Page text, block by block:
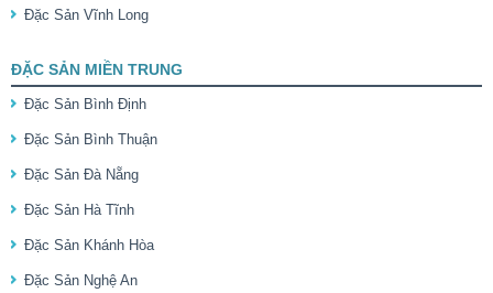
Đặc Sản Vĩnh Long
ĐẶC SẢN MIỀN TRUNG
Đặc Sản Bình Định
Đặc Sản Bình Thuận
Đặc Sản Đà Nẵng
Đặc Sản Hà Tĩnh
Đặc Sản Khánh Hòa
Đặc Sản Nghệ An